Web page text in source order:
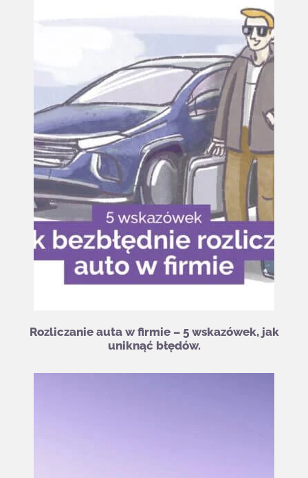
Rozliczanie auta w firmie – 5 wskazówek, jak
uniknąć błędów.